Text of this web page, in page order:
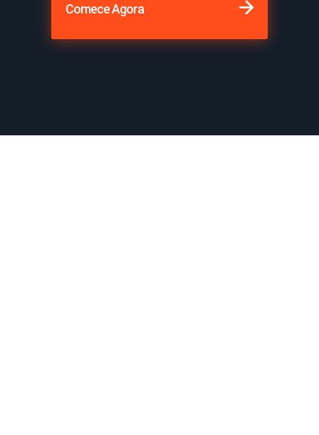
Comece Agora